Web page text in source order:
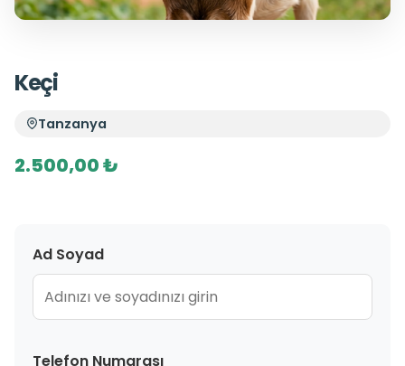
Keçi
Tanzanya
2.500,00 ₺
Ad Soyad
Telefon Numarası